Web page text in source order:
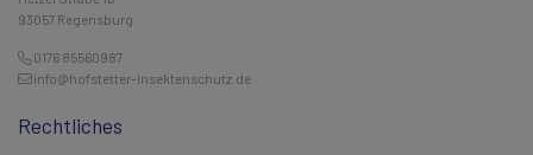
93057 Regensburg
0176 85560987
info@hofstetter-insektenschutz.de
Rechtliches